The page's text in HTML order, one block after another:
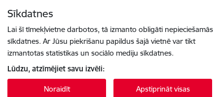
Sīkdatnes
Lai šī tīmekļvietne darbotos, tā izmanto obligāti nepieciešamās
sīkdatnes. Ar Jūsu piekrišanu papildus šajā vietnē var tikt
izmantotas statistikas un sociālo mediju sīkdatnes.
Lūdzu, atzīmējiet savu izvēli:
Noraidīt Apstiprināt visas